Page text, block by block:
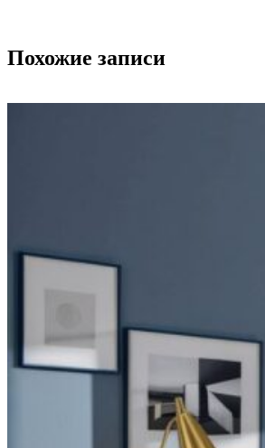
Похожие записи